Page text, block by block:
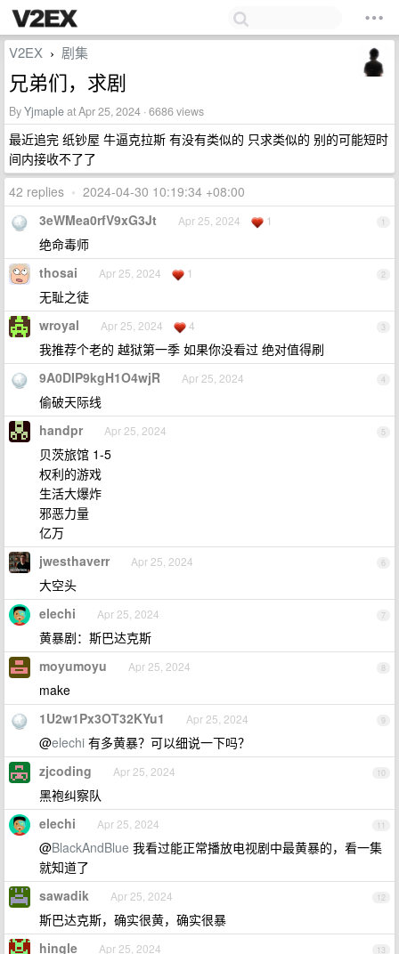
V2EX › 剧集
兄弟们，求剧
ByYjmapleat Apr 25, 2024 · 6686 views
最近追完 纸钞屋 牛逼克拉斯 有没有类似的 只求类似的 别的可能短时
间内接收不了了
42 replies • 2024-04-30 10:19:34 +08:00
1
3eWMea0rfV9xG3Jt Apr 25, 2024 1
绝命毒师
2
thosai Apr 25, 2024 1
无耻之徒
3
wroyal Apr 25, 2024 4
我推荐个老的 越狱第一季 如果你没看过 绝对值得刷
4
9A0DIP9kgH1O4wjR Apr 25, 2024
偷破天际线
5
handpr Apr 25, 2024
贝茨旅馆 1-5
权利的游戏
生活大爆炸
邪恶力量
亿万
6
jwesthaverr Apr 25, 2024
大空头
7
elechi Apr 25, 2024
黄暴剧：斯巴达克斯
8
moyumoyu Apr 25, 2024
make
9
1U2w1Px3OT32KYu1 Apr 25, 2024
@elechi 有多黄暴？可以细说一下吗？
10
zjcoding Apr 25, 2024
黑袍纠察队
11
elechi Apr 25, 2024
@BlackAndBlue 我看过能正常播放电视剧中最黄暴的，看一集
就知道了
12
sawadik Apr 25, 2024
斯巴达克斯，确实很黄，确实很暴
13
hingle Apr 25, 2024